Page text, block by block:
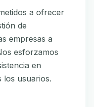
a ofrecer
de
empresas a
esforzamos
en
los usuarios.